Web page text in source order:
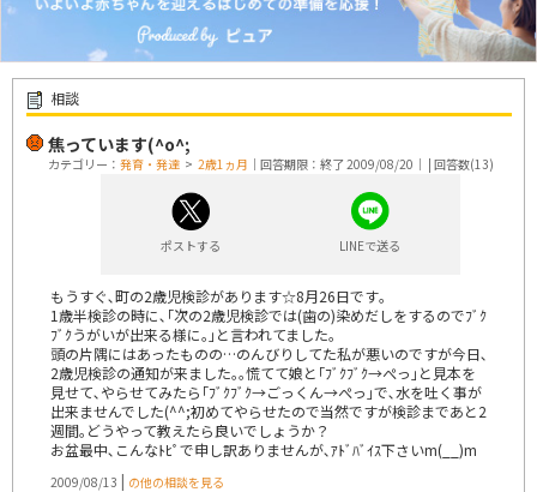
相談
焦っています(^o^;
カテゴリー： 発育・発達 > 2歳1ヵ月 ｜回答期限：終了 2009/08/20｜ | 回答数(13)
ポストする LINEで送る
もうすぐ､町の2歳児検診があります☆8月26日です｡
1歳半検診の時に､｢次の2歳児検診では(歯の)染めだしをするのでﾌﾞｸ
ﾌﾞｸうがいが出来る様に｡｣と言われてました｡
頭の片隅にはあったものの…のんびりしてた私が悪いのですが今日､
2歳児検診の通知が来ました｡｡慌てて娘と｢ﾌﾞｸﾌﾞｸ→ぺっ｣と見本を
見せて､やらせてみたら｢ﾌﾞｸﾌﾞｸ→ごっくん→ぺっ｣で､水を吐く事が
出来ませんでした(^^;初めてやらせたので当然ですが検診まであと2
週間｡どうやって教えたら良いでしょうか？
お盆最中､こんなﾄﾋﾟで申し訳ありませんが､ｱﾄﾞﾊﾞｲｽ下さいm(__)m
2009/08/13 | の他の相談を見る